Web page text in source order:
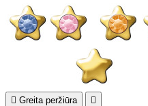
 Greita peržiūra 